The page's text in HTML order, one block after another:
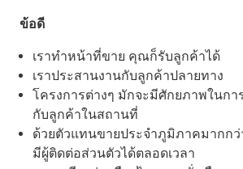
ข้อดี
เราทำหน้าที่ขาย คุณก็รับลูกค้าได้
เราประสานงานกับลูกค้าปลายทาง
โครงการต่างๆ มักจะมีศักยภาพในกา
กับลูกค้าในสถานที่
ด้วยตัวแทนขายประจำภูมิภาคมากกว่
มีผู้ติดต่อส่วนตัวได้ตลอดเวลา